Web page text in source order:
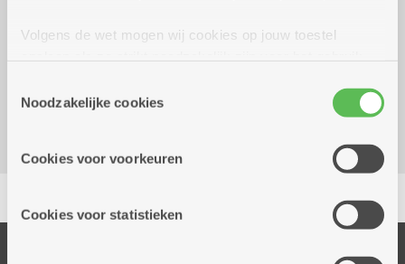
Volgens de wet mogen wij cookies op jouw toestel
cookies hebben we jouw toestemming nodig. Sommige
cookies worden geplaatst door derde partijen die een
informatie over jouw (geanonimiseerd) gebruik van onze
partners kunnen deze gegevens combineren met andere
Noodzakelijke cookies
Cookies voor voorkeuren
Cookies voor statistieken
Reserveer vervoer
Jan Van Rijswijcklaan 288